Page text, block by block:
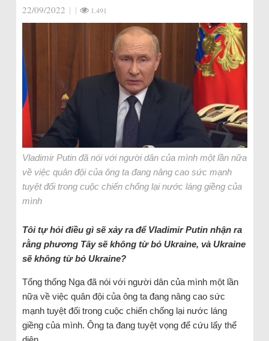
22/09/2022 | | 1.491
Vladimir Putin đã nói với người dân của mình một lần nữa
về việc quân đội của ông ta đang nâng cao sức mạnh
tuyệt đối trong cuộc chiến chống lại nước láng giềng của
mình
Tôi tự hỏi điều gì sẽ xảy ra để Vladimir Putin nhận ra
rằng phương Tây sẽ không từ bỏ Ukraine, và Ukraine
sẽ không từ bỏ Ukraine?
Tổng thống Nga đã nói với người dân của mình một lần
nữa về việc quân đội của ông ta đang nâng cao sức
mạnh tuyệt đối trong cuộc chiến chống lại nước láng
giềng của mình. Ông ta đang tuyệt vọng để cứu lấy thể